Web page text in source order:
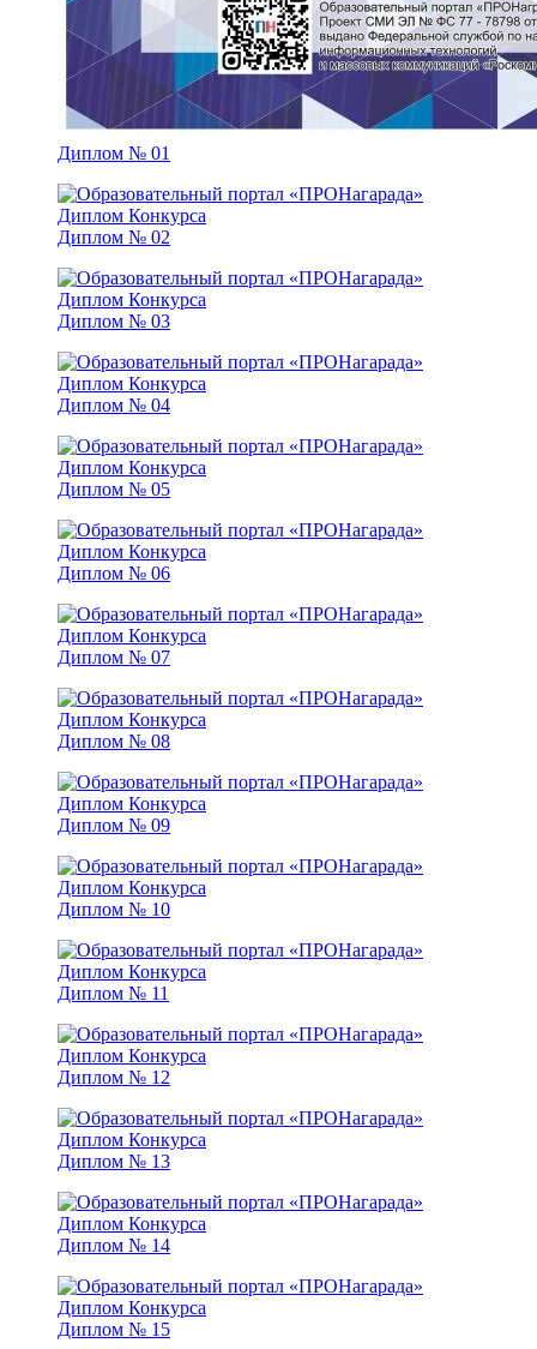
Диплом № 01
Диплом № 02
Диплом № 03
Диплом № 04
Диплом № 05
Диплом № 06
Диплом № 07
Диплом № 08
Диплом № 09
Диплом № 10
Диплом № 11
Диплом № 12
Диплом № 13
Диплом № 14
Диплом № 15